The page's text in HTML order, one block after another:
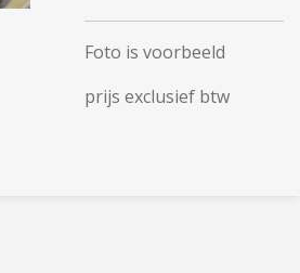
Foto is voorbeeld
prijs exclusief btw